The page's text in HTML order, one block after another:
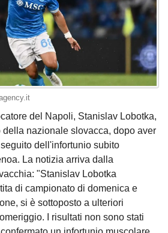
del Napoli, Stanislav Lobotka,
nazionale slovacca, dopo aver
dell'infortunio subito
La notizia arriva dalla
"Stanislav Lobotka
di campionato di domenica e
si è sottoposto a ulteriori
I risultati non sono stati